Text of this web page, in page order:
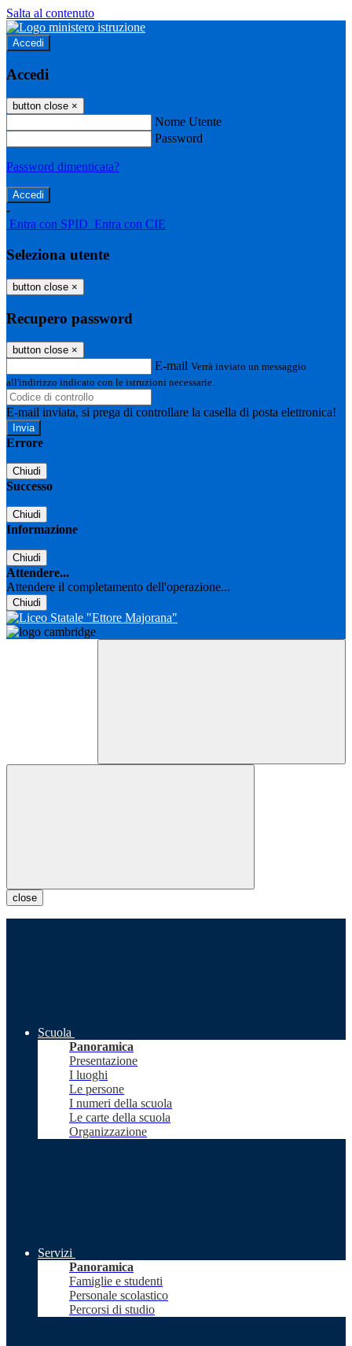
Salta al contenuto
Accedi
Accedi
button close ×
Nome Utente
Password
Password dimenticata?
-
Entra con SPID Entra con CIE
Seleziona utente
button close ×
Recupero password
button close ×
E-mail Verrà inviato un messaggio
all'indirizzo indicato con le istruzioni necessarie.
E-mail inviata, si prega di controllare la casella di posta elettronica!
Errore
Chiudi
Successo
Chiudi
Informazione
Chiudi
Attendere...
Attendere il completamento dell'operazione...
Chiudi
close
Scuola
Panoramica
Presentazione
I luoghi
Le persone
I numeri della scuola
Le carte della scuola
Organizzazione
Servizi
Panoramica
Famiglie e studenti
Personale scolastico
Percorsi di studio